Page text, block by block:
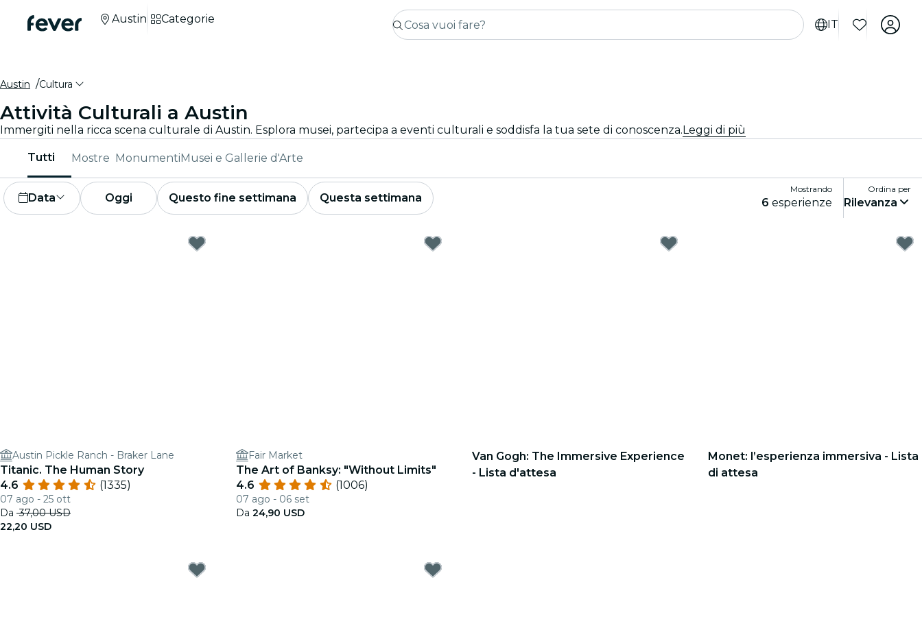
IT
Austin Categorie
Austin Cultura
Attività Culturali a Austin
Immergiti nella ricca scena culturale di Austin. Esplora musei, partecipa a eventi culturali e soddisfa la tua sete di conoscenza.Leggi di più
Tutti Mostre MonumentiMusei e Gallerie d'Arte
Data Oggi Questo fine settimana Questa settimana
Mostrando
6 esperienze
Ordina per
Rilevanza
Austin Pickle Ranch - Braker Lane
Titanic. The Human Story
4.6
(1335)
07 ago - 25 ott
Da 37,00 USD
22,20 USD
Fair Market
The Art of Banksy: "Without Limits"
4.6
(1006)
07 ago - 06 set
Da 24,90 USD
Van Gogh: The Immersive Experience
- Lista d'attesa
Monet: l’esperienza immersiva - Lista
di attesa